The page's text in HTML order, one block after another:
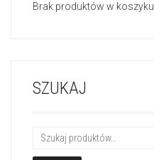
Brak produktów w koszyku.
SZUKAJ